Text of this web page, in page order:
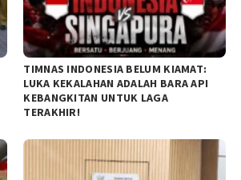
TIMNAS INDONESIA BELUM KIAMAT:
LUKA KEKALAHAN ADALAH BARA API
KEBANGKITAN UNTUK LAGA
TERAKHIR!